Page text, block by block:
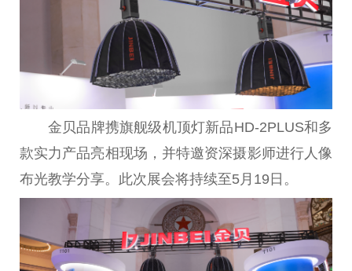
金贝品牌携旗舰级机顶灯新品HD-2PLUS和多
款实力产品亮相现场，并特邀资深摄影师进行人像
布光教学分享。此次展会将持续至5月19日。